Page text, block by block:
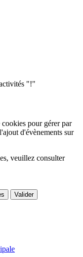
"!"
pour gérer par
d'évènements sur
veuillez consulter
Valider